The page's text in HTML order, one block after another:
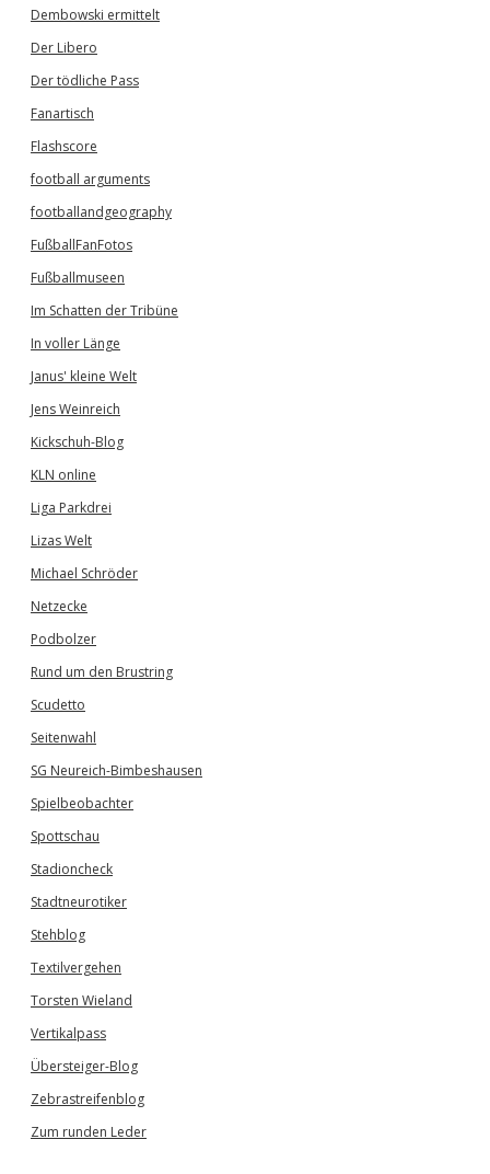
Dembowski ermittelt
Der Libero
Der tödliche Pass
Fanartisch
Flashscore
football arguments
footballandgeography
FußballFanFotos
Fußballmuseen
Im Schatten der Tribüne
In voller Länge
Janus' kleine Welt
Jens Weinreich
Kickschuh-Blog
KLN online
Liga Parkdrei
Lizas Welt
Michael Schröder
Netzecke
Podbolzer
Rund um den Brustring
Scudetto
Seitenwahl
SG Neureich-Bimbeshausen
Spielbeobachter
Spottschau
Stadioncheck
Stadtneurotiker
Stehblog
Textilvergehen
Torsten Wieland
Vertikalpass
Übersteiger-Blog
Zebrastreifenblog
Zum runden Leder